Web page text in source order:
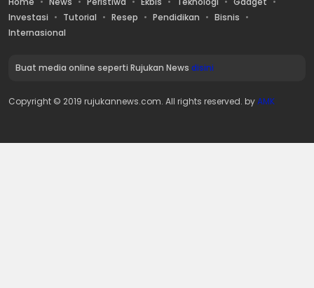
Investasi
Tutorial Resep Pendidikan
Bisnis
Internasional
Buat media online seperti Rujukan News disini
Copyright © 2019 rujukannews.com. All rights reserved. byAMK